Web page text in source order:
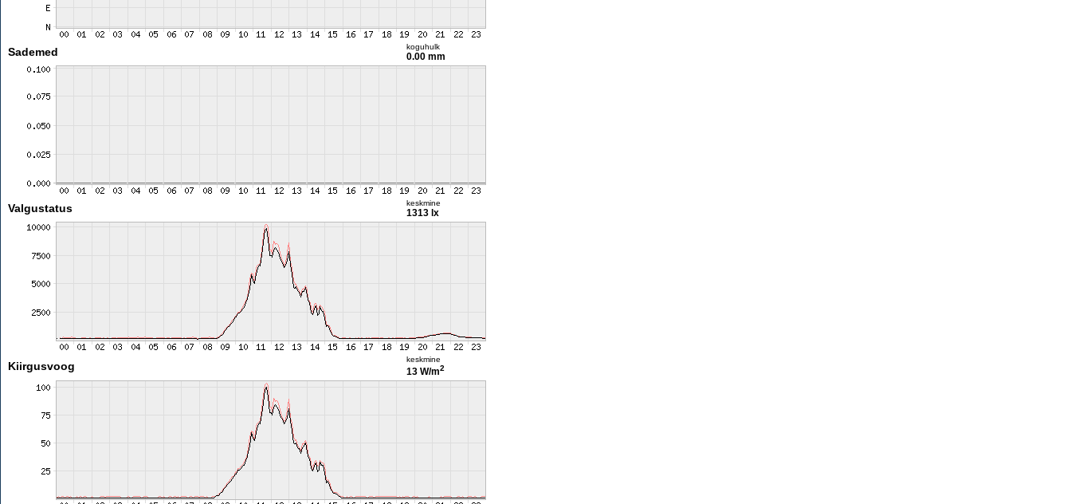
Sademed koguhulk
0.00 mm
Valgustatus keskmine
1313 lx
Kiirgusvoog
keskmine
13 W/m2